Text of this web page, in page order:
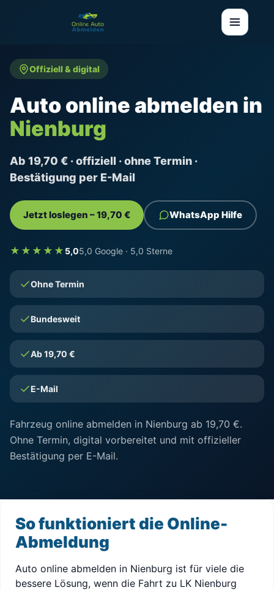
Offiziell & digital
Auto online abmelden in
Nienburg
Ab 19,70 € · offiziell · ohne Termin ·
Bestätigung per E-Mail
Jetzt loslegen – 19,70 € WhatsApp Hilfe
★★★★★ 5,05,0 Google · 5,0 Sterne
Ohne Termin
Bundesweit
Ab 19,70 €
E-Mail
Fahrzeug online abmelden in Nienburg ab 19,70 €.
Ohne Termin, digital vorbereitet und mit offizieller
Bestätigung per E-Mail.
So funktioniert die Online-
Abmeldung
Auto online abmelden in Nienburg ist für viele die
bessere Lösung, wenn die Fahrt zu LK Nienburg